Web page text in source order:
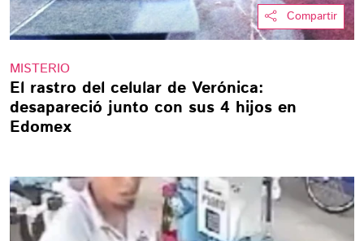
Compartir
MISTERIO
El rastro del celular de Verónica:
desapareció junto con sus 4 hijos en
Edomex